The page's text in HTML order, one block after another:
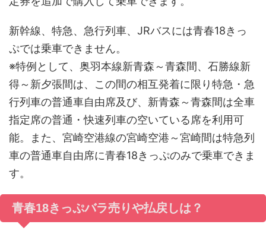
新幹線、特急、急行列車、JRバスには青春18きっ
ぷでは乗車できません。
※特例として、奥羽本線新青森～青森間、石勝線新
得～新夕張間は、この間の相互発着に限り特急・急
行列車の普通車自由席及び、新青森～青森間は全車
指定席の普通・快速列車の空いている席を利用可
能。また、宮崎空港線の宮崎空港～宮崎間は特急列
車の普通車自由席に青春18きっぷのみで乗車できま
す。
青春18きっぷバラ売りや払戻しは？